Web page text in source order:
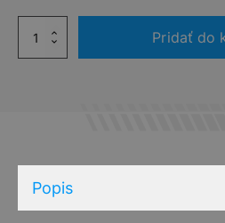
množstvo
FIAT
Pridať do
Popis